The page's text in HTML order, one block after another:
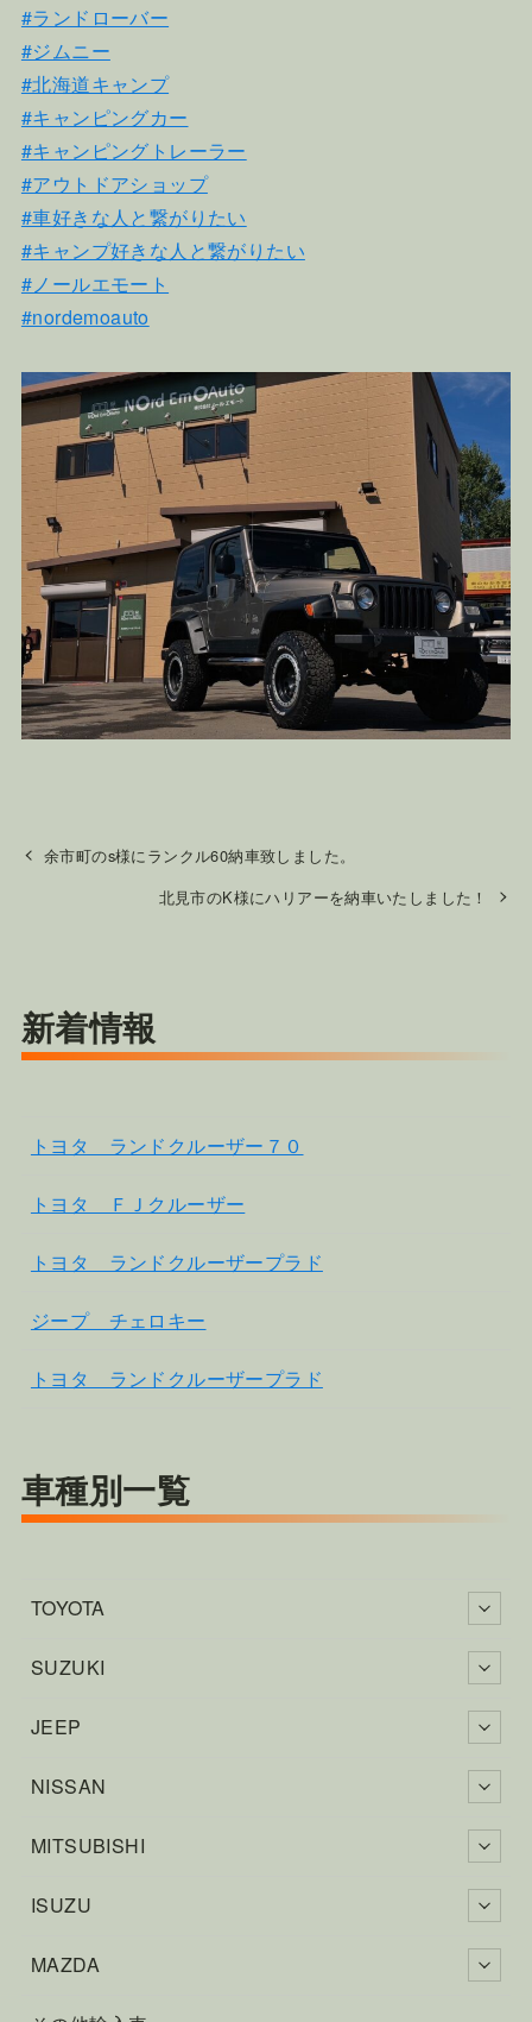
#ランドローバー
#ジムニー
#北海道キャンプ
#キャンピングカー
#キャンピングトレーラー
#アウトドアショップ
#車好きな人と繋がりたい
#キャンプ好きな人と繋がりたい
#ノールエモート
#nordemoauto
余市町のs様にランクル60納車致しました。
北見市のK様にハリアーを納車いたしました！
新着情報
トヨタ ランドクルーザー７０
トヨタ ＦＪクルーザー
トヨタ ランドクルーザープラド
ジープ チェロキー
トヨタ ランドクルーザープラド
車種別一覧
TOYOTA
SUZUKI
JEEP
NISSAN
MITSUBISHI
ISUZU
MAZDA